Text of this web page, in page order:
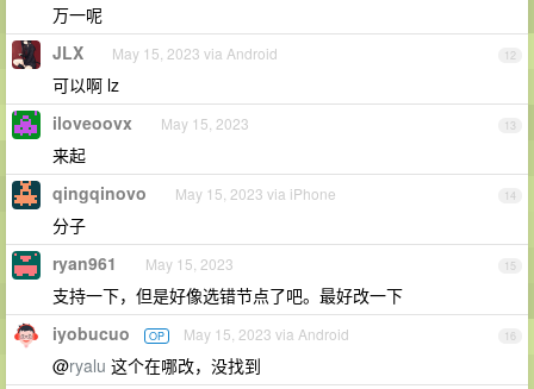
万一呢
12
JLX May 15, 2023 via Android
可以啊 lz
13
iloveoovx May 15, 2023
来起
14
qingqinovo May 15, 2023 via iPhone
分子
15
ryan961 May 15, 2023
支持一下，但是好像选错节点了吧。最好改一下
16
iyobucuo OP May 15, 2023 via Android
@ryalu 这个在哪改，没找到